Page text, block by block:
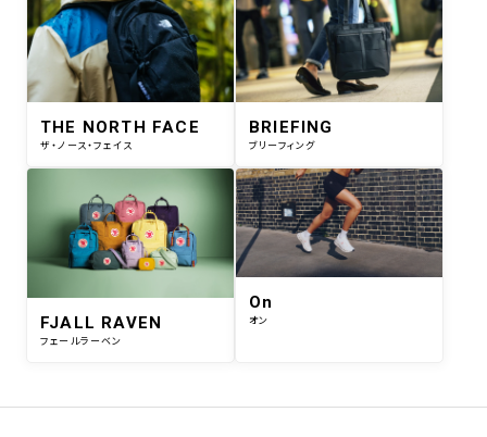
THE NORTH FACE
ザ・ノース・フェイス
BRIEFING
ブリーフィング
FJALL RAVEN
フェールラーベン
On
オン